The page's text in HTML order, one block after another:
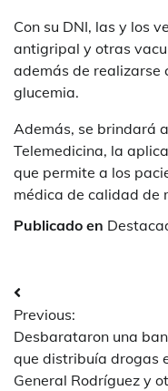
Con su DNI, las y los
antigripal y otras
además de realizarse
glucemia.
Además, se brindará
Telemedicina, la
que permite a los
médica de calidad de
Publicado en
Navegación
de
entradas
Previous:
Desbarataron una
que distribuía drogas
General Rodríguez y